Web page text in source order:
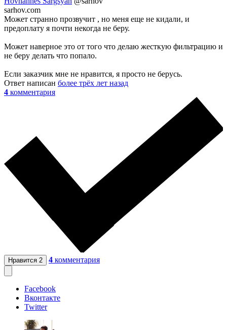
sarhov.com
Может странно прозвучит , но меня еще не кидали, и
предоплату я почти некогда не беру.
Может наверное это от того что делаю жесткую фильтрацию и
не беру делать что попало.
Если заказчик мне не нравится, я просто не берусь.
Ответ написан более трёх лет назад
4 комментария
Нравится 2 4 комментария
Facebook
Вконтакте
Twitter